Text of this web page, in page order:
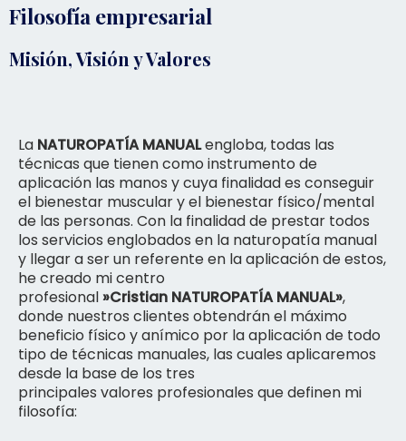
Filosofía empresarial
Misión, Visión y Valores
La NATUROPATÍA MANUALengloba, todas las
técnicas que tienen como instrumento de
aplicación las manos y cuya finalidad es conseguir
el bienestar muscular y el bienestar físico/mental
de las personas. Con la finalidad de prestar todos
los servicios englobados en la naturopatía manual
y llegar a ser un referente en la aplicación de estos,
he creado mi centro
profesional»Cristian NATUROPATÍAMANUAL»,
donde nuestros clientes obtendrán el máximo
beneficio físico y anímico por la aplicación de todo
tipo de técnicas manuales, las cuales aplicaremos
desde la base de los tres
principales valores profesionales que definen mi
filosofía: